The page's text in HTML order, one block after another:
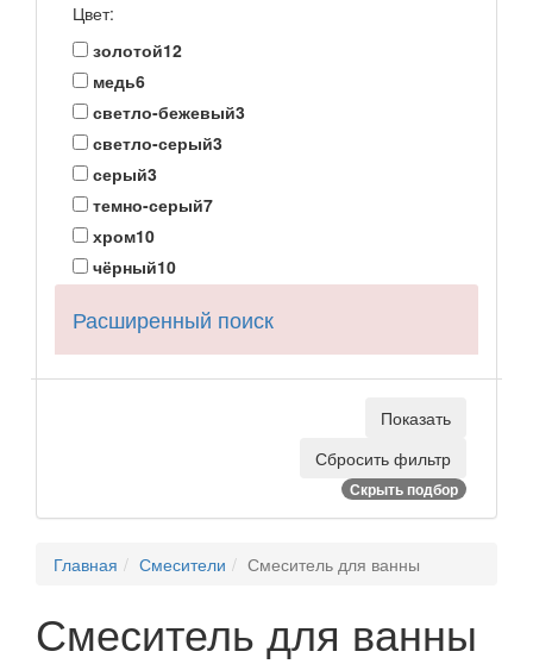
Цвет:
золотой12
медь6
светло-бежевый3
светло-серый3
серый3
темно-серый7
хром10
чёрный10
Расширенный поиск
Скрыть подбор
Главная Смесители Смеситель для ванны
Смеситель для ванны